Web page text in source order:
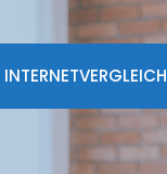
INTERNETVERGLEICH